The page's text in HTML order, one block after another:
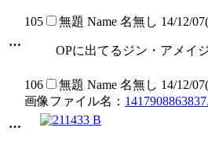
…
105 無題 Name 名無し 14/12/
OPに出てるジン・アメイ
…
106 無題 Name 名無し 14/12/
画像ファイル名：